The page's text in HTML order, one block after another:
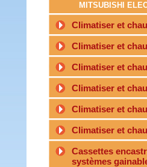
MITSUBISHI
Climatiser et
Climatiser et
Climatiser et
Climatiser et
Climatiser et
Climatiser et
Cassettes
systèmes